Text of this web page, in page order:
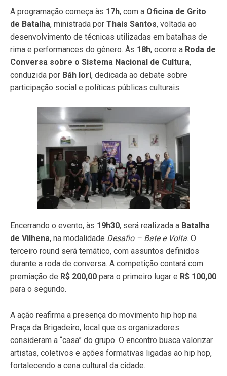
A programação começa às 17h, com a Oficina de Grito
de Batalha, ministrada por Thais Santos, voltada ao
desenvolvimento de técnicas utilizadas em batalhas de
rima e performances do gênero. Às 18h, ocorre a Roda de
Conversa sobre o Sistema Nacional de Cultura,
conduzida por Báh Iori, dedicada ao debate sobre
participação social e políticas públicas culturais.
Encerrando o evento, às 19h30, será realizada a Batalha
de Vilhena, na modalidade Desafio – Bate e Volta. O
terceiro round será temático, com assuntos definidos
durante a roda de conversa. A competição contará com
premiação de R$ 200,00 para o primeiro lugar e R$ 100,00
para o segundo.
A ação reafirma a presença do movimento hip hop na
Praça da Brigadeiro, local que os organizadores
consideram a “casa” do grupo. O encontro busca valorizar
artistas, coletivos e ações formativas ligadas ao hip hop,
fortalecendo a cena cultural da cidade.